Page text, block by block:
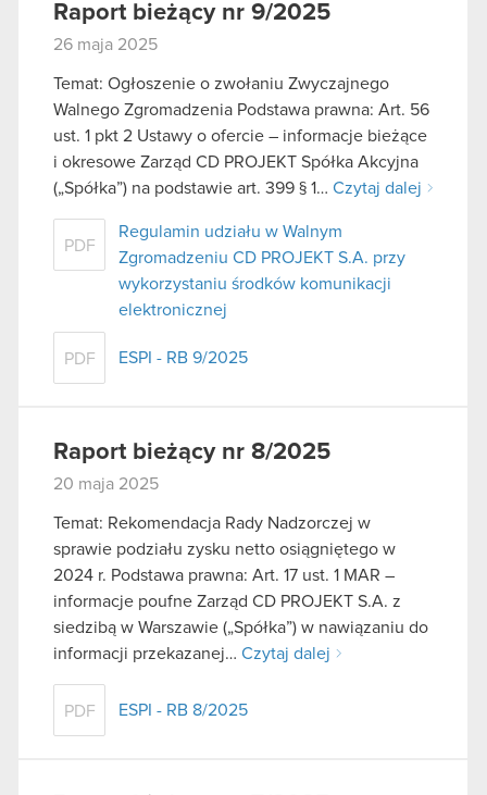
Raport bieżący nr 9/2025
26 maja 2025
Temat: Ogłoszenie o zwołaniu Zwyczajnego
Walnego Zgromadzenia Podstawa prawna: Art. 56
ust. 1 pkt 2 Ustawy o ofercie – informacje bieżące
i okresowe Zarząd CD PROJEKT Spółka Akcyjna
(„Spółka”) na podstawie art. 399 § 1… Czytaj dalej
PDF
Regulamin udziału w Walnym
Zgromadzeniu CD PROJEKT S.A. przy
wykorzystaniu środków komunikacji
elektronicznej
PDF ESPI - RB 9/2025
Raport bieżący nr 8/2025
20 maja 2025
Temat: Rekomendacja Rady Nadzorczej w
sprawie podziału zysku netto osiągniętego w
2024 r. Podstawa prawna: Art. 17 ust. 1 MAR –
informacje poufne Zarząd CD PROJEKT S.A. z
siedzibą w Warszawie („Spółka”) w nawiązaniu do
informacji przekazanej… Czytaj dalej
PDF ESPI - RB 8/2025